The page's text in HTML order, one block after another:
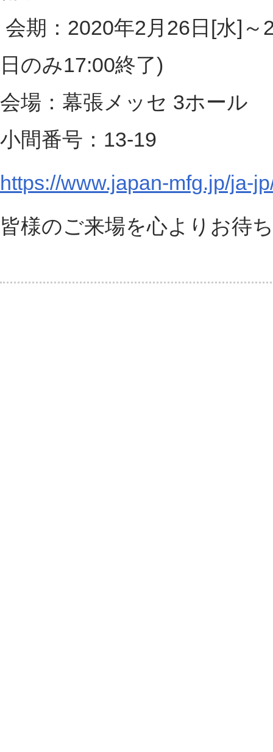
会期：2020年2月26日[水]
日のみ17:00終了)
会場：幕張メッセ 3ホール
小間番号：13-19
https://www.japan-mfg.jp/ja-
皆様のご来場を心よりお待